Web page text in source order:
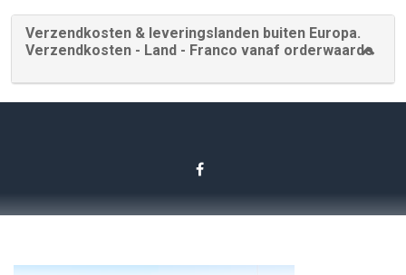
Verzendkosten & leveringslanden buiten Europa.
Verzendkosten - Land - Franco vanaf orderwaarde